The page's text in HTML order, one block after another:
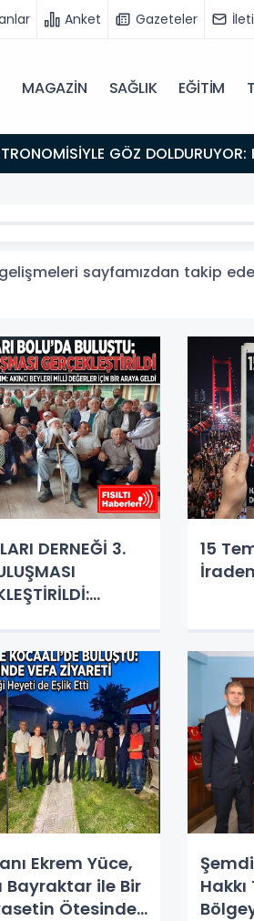
Anket Gazeteler
MAGAZİN SAĞLIK EĞİTİM
sayfamızdan takip
DERNEĞİ 3.
15
Ekrem Yüce,
Bayraktar ile Bir
Ötesinde